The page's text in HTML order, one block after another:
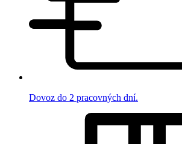
Dovoz do 2 pracovných dní.